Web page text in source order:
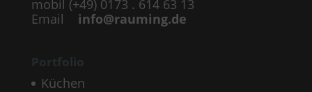
mobil (+49) 0173 . 614 63 13
Email info@rauming.de
Küchen